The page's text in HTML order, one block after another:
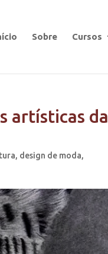
Sobre Cursos
artísticas da
, design de moda,